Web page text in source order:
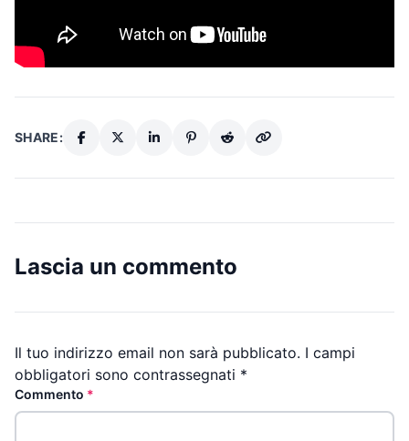
SHARE:
Lascia un commento
Il tuo indirizzo email non sarà pubblicato. I campi
obbligatori sono contrassegnati *
Commento *